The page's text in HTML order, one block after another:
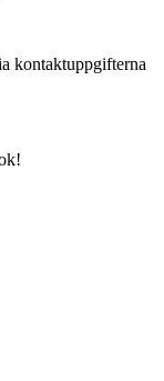
kontaktuppgifterna